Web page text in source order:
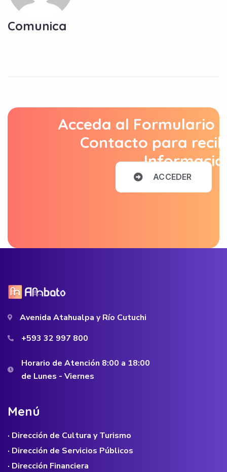
Comunica
Acceda al Formulario
Contacto para
ACCEDER
Avenida Atahualpa y Río Cutuchi
+593 32 997 800
Horario de Atención 8:00 a 18:00
de Lunes - Viernes
Menú
· Dirección de Cultura y Turismo
· Dirección de Servicios Públicos
· Dirección Financiera